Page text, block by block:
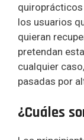
los usuarios
quieran
pretendan
cualquier
pasadas por
¿Cuáles